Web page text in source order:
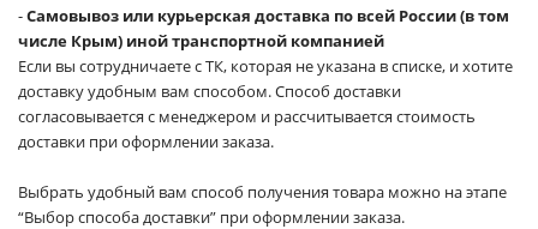
-Самовывоз или курьерская доставка по всей России (в том
числе Крым) иной транспортной компанией
Если вы сотрудничаете с ТК, которая не указана в списке, и хотите
доставку удобным вам способом. Способ доставки
согласовывается с менеджером и рассчитывается стоимость
доставки при оформлении заказа.
Выбрать удобный вам способ получения товара можно на этапе
“Выбор способа доставки” при оформлении заказа.